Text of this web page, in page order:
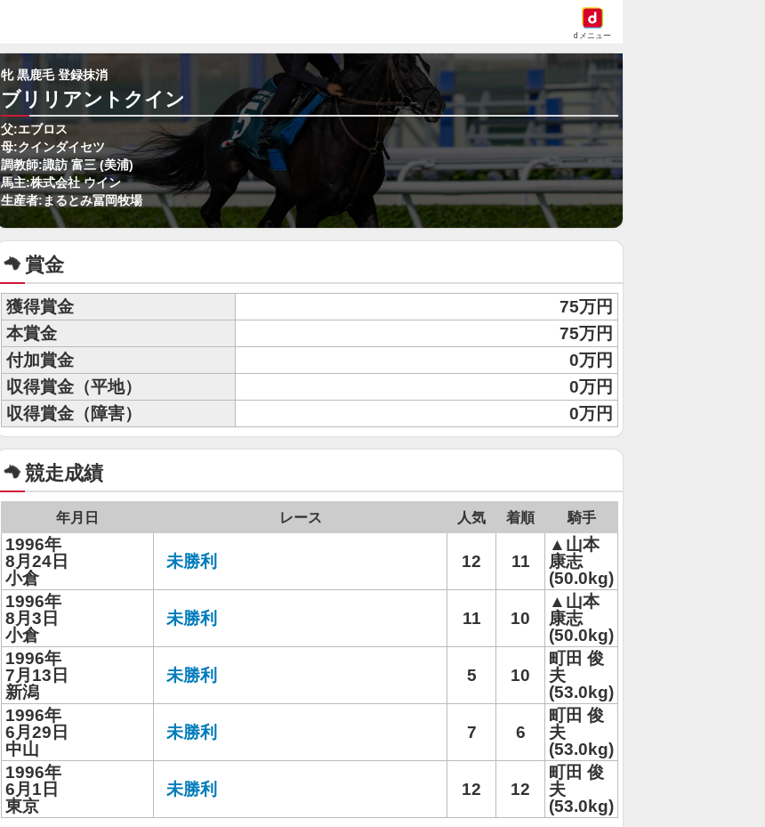
dメニュー
牝 黒鹿毛 登録抹消
ブリリアントクイン
父:エブロス
母:クインダイセツ
調教師:諏訪 富三 (美浦)
馬主:株式会社 ウイン
生産者:まるとみ冨岡牧場
賞金
獲得賞金
75万円
本賞金
75万円
付加賞金
0万円
収得賞金（平地）
0万円
収得賞金（障害）
0万円
競走成績
年月日 レース 人気 着順 騎手
1996年
8月24日
小倉
未勝利 12 11
▲山本
康志
(50.0kg)
1996年
8月3日
小倉
未勝利 11 10
▲山本
康志
(50.0kg)
1996年
7月13日
新潟
未勝利 5 10
町田 俊
夫
(53.0kg)
1996年
6月29日
中山
未勝利 7 6
町田 俊
夫
(53.0kg)
1996年
6月1日
東京
未勝利 12 12
町田 俊
夫
(53.0kg)